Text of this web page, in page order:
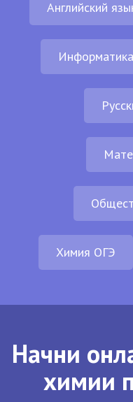
Английский
Информатика
Химия ОГЭ
Начни
химии